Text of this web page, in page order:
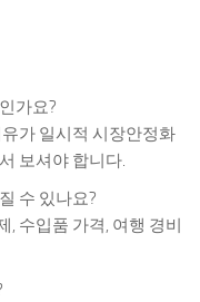
가요?
가 일시적 시장안정화
보셔야 합니다.
수 있나요?
수입품 가격, 여행 경비